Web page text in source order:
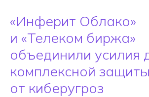
«Инферит Облако»
и «Телеком биржа»
объединили усилия
комплексной
от киберугроз